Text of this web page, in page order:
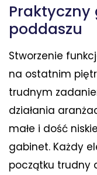
poddaszu
Stworzenie
na ostatnim
trudnym
działania
małe i dość
gabinet. Każdy
początku trudny